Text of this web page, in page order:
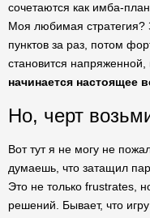
сочетаются как имба-
Моя любимая стратегия?
пунктов за раз, потом
становится напряженной,
начинается настоящее
Но, черт
Вот тут я не могу не
думаешь, что затащил
Это не только frustrates,
решений. Бывает, что